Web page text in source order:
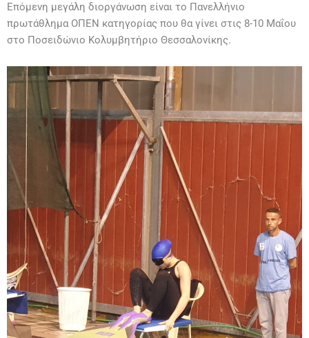
Επόμενη μεγάλη διοργάνωση είναι το Πανελλήνιο
πρωτάθλημα ΟΠΕΝ κατηγορίας που θα γίνει στις 8-10 Μαΐου
στο Ποσειδώνιο Κολυμβητήριο Θεσσαλονίκης.